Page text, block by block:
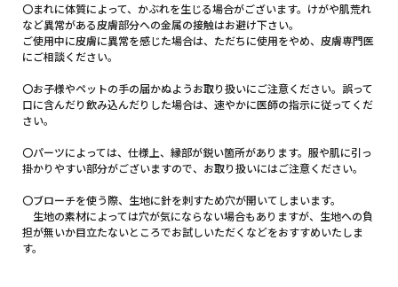
〇まれに体質によって、かぶれを生じる場合がございます。けがや肌荒れ
など異常がある皮膚部分への金属の接触はお避け下さい。
ご使用中に皮膚に異常を感じた場合は、ただちに使用をやめ、皮膚専門医
にご相談ください。
〇お子様やペットの手の届かぬようお取り扱いにご注意ください。誤って
口に含んだり飲み込んだりした場合は、速やかに医師の指示に従ってくだ
さい。
〇パーツによっては、仕様上、縁部が鋭い箇所があります。服や肌に引っ
掛かりやすい部分がございますので、お取り扱いにはご注意ください。
〇ブローチを使う際、生地に針を刺すため穴が開いてしまいます。
生地の素材によっては穴が気にならない場合もありますが、生地への負
担が無いか目立たないところでお試しいただくなどをおすすめいたしま
す。